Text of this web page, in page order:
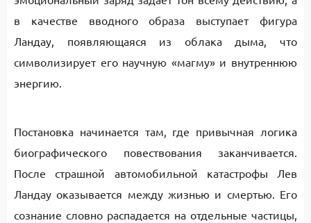
в качестве вводного образа выступает фигура
Ландау, появляющаяся из облака дыма, что
символизирует его научную «магму» и внутреннюю
энергию.
Постановка начинается там, где привычная логика
биографического повествования заканчивается.
После страшной автомобильной катастрофы Лев
Ландау оказывается между жизнью и смертью. Его
сознание словно распадается на отдельные частицы,